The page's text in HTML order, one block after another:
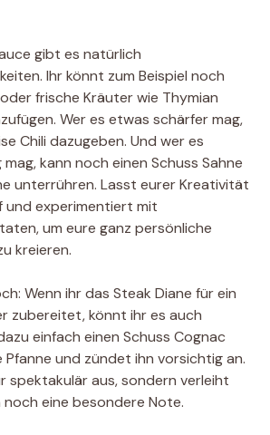
gibt es natürlich
Ihr könnt zum Beispiel noch
frische Kräuter wie Thymian
Wer es etwas schärfer mag,
Chili dazugeben. Und wer es
kann noch einen Schuss Sahne
unterrühren. Lasst eurer Kreativität
und experimentiert mit
um eure ganz persönliche
kreieren.
Wenn ihr das Steak Diane für ein
zubereitet, könnt ihr es auch
einfach einen Schuss Cognac
Pfanne und zündet ihn vorsichtig an.
spektakulär aus, sondern verleiht
eine besondere Note.